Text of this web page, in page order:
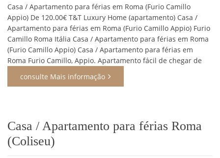
Casa / Apartamento para férias em Roma (Furio Camillo
Appio) De 120.00€ T&T Luxury Home (apartamento) Casa /
Apartamento para férias em Roma (Furio Camillo Appio) Furio
Camillo Roma Itália Casa / Apartamento para férias em Roma
(Furio Camillo Appio) Casa / Apartamento para férias em
Roma Furio Camillo, Appio. Apartamento fácil de chegar de
consulte Mais informação
Casa / Apartamento para férias Roma
(Coliseu)